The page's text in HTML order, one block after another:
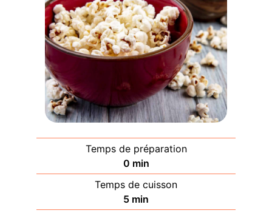
Temps de préparation
0minutes
min
Temps de cuisson
5minutes
min